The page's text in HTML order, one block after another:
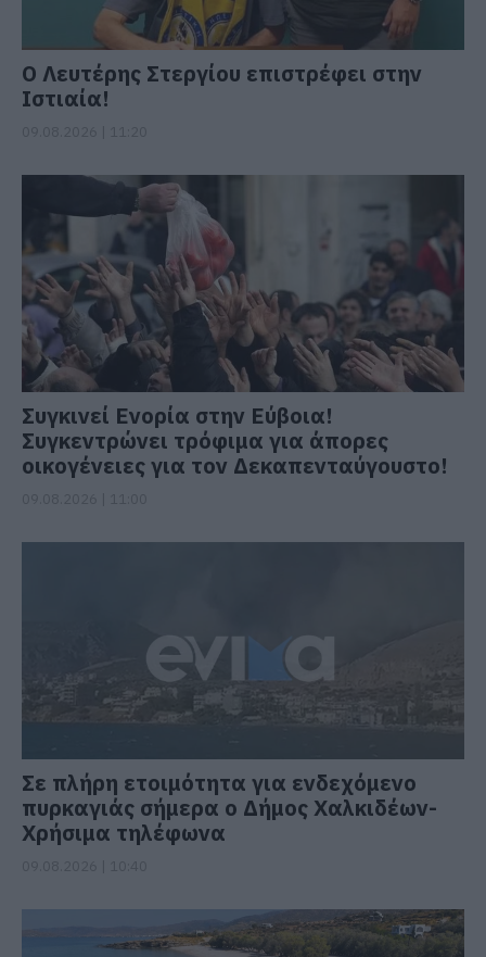
Ο Λευτέρης Στεργίου επιστρέφει στην
Ιστιαία!
Συγκινεί Ενορία στην Εύβοια!
Συγκεντρώνει τρόφιμα για άπορες
οικογένειες για τον Δεκαπενταύγουστο!
Σε πλήρη ετοιμότητα για ενδεχόμενο
πυρκαγιάς σήμερα ο Δήμος Χαλκιδέων-
Χρήσιμα τηλέφωνα